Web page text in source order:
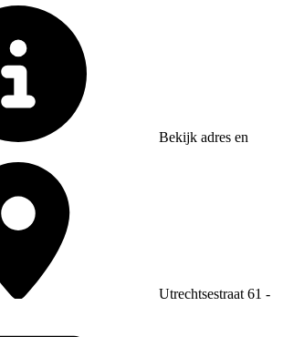
Bekijk adres en
Utrechtsestraat 61 -